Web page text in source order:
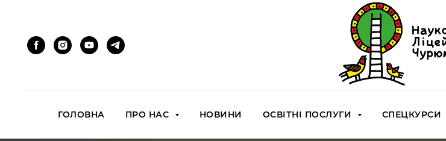
ГОЛОВНА ПРО НАС НОВИНИ ОСВІТНІ ПОСЛУГИ СПЕЦКУРСИ